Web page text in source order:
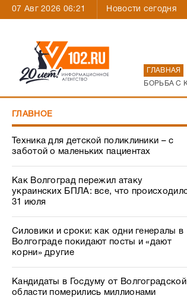
07 Авг 2026 06:21 Новости сегодня
ГЛАВНАЯ
БОРЬБА С
ГЛАВНОЕ
Техника для детской поликлиники – с
заботой о маленьких пациентах
Как Волгоград пережил атаку
украинских БПЛА: все, что
31 июля
Силовики и сроки: как одни генералы в
Волгограде покидают посты и «дают
корни» другие
Кандидаты в Госдуму от Волгоградской
области померились миллионами